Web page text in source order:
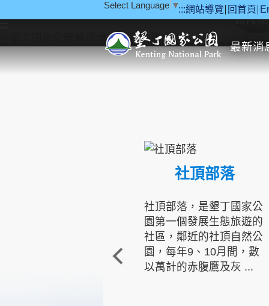
:::網站導覽 回首頁
Select Language ▼
最新消
::: 教育
社頂部落
社頂部落，是墾丁國家公
園第一個發展生態旅遊的
社區，鄰近的社頂自然公
園，每年9、10月間，數
以萬計的赤腹鷹及灰 ...